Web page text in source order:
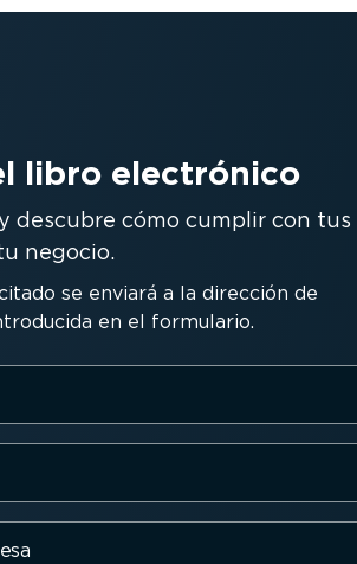
libro electrónico
descubre cómo cumplir con tus
negocio.
se enviará a la dirección de
en el formulario.